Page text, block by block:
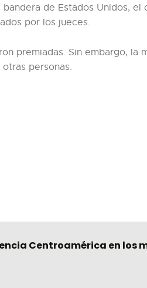
de Estados Unidos, el
por los jueces.
premiadas. Sin embargo, la
personas.
Centroamérica en los